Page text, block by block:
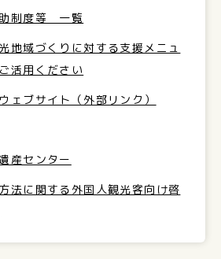
制度等 一覧
地域づくりに対する支援メニュ
活用ください
ェブサイト（外部リンク）
産センター
法に関する外国人観光客向け啓